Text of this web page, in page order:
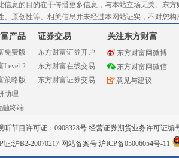
信息的目的在于传播更多信息，与本站立场无关。东
、原创性等。相关信息并未经过本网站证实，不对您
产品
免费版
Level-2
策略版
助理
融终端
证券交易
东方财富证券开户
东方财富在线交易
东方财富证券交易
关注东方财富
东方财富网微博
东方财富网微信
意见与建议
听节目许可证：0908328号 经营证券期货业务许可证编
证:沪B2-20070217 网站备案号:沪ICP备05006054号-11